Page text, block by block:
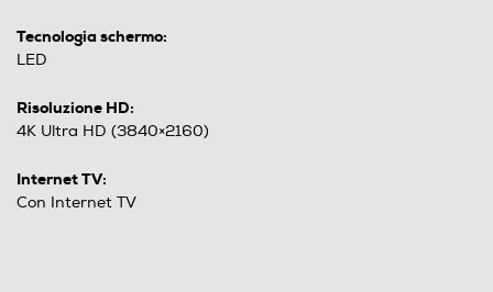
Tecnologia schermo:
LED
Risoluzione HD:
4K Ultra HD (3840×2160)
Internet TV:
Con Internet TV